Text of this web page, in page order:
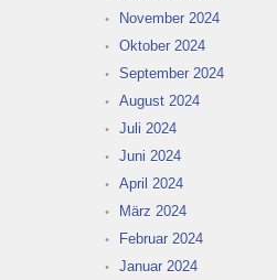
November 2024
Oktober 2024
September 2024
August 2024
Juli 2024
Juni 2024
April 2024
März 2024
Februar 2024
Januar 2024